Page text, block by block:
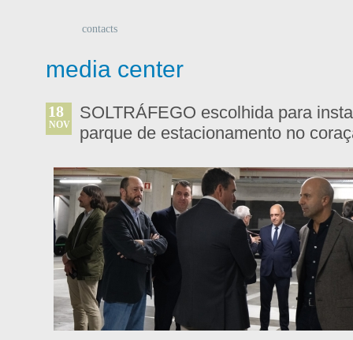
contacts
media center
18
NOV
SOLTRÁFEGO escolhida para
parque de estacionamento no